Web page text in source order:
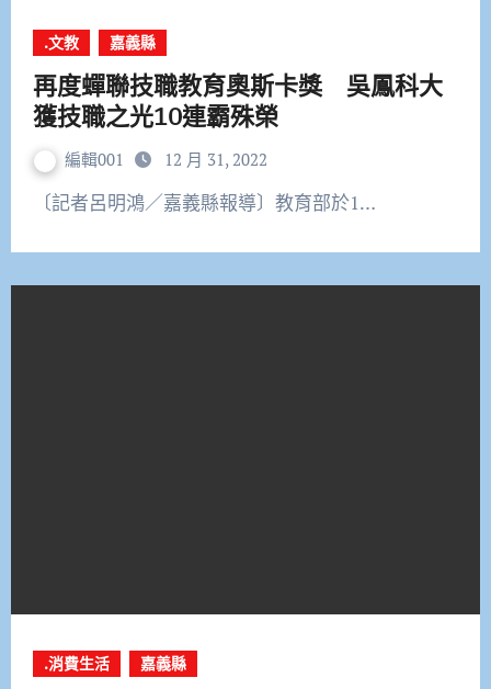
.文教 嘉義縣
再度蟬聯技職教育奧斯卡獎 吳鳳科大
獲技職之光10連霸殊榮
編輯001 12 月 31, 2022
〔記者呂明鴻／嘉義縣報導〕教育部於1…
.消費生活 嘉義縣